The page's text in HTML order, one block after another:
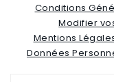
Conditions
Modifier
Mentions
Données